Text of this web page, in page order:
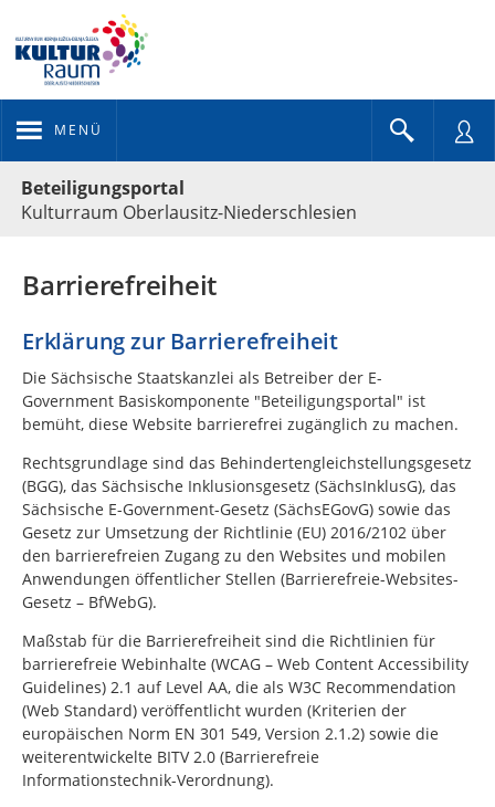
MENÜ
Beteiligungsportal
Kulturraum Oberlausitz-Niederschlesien
Barrierefreiheit
Erklärung zur Barrierefreiheit
Die Sächsische Staatskanzlei als Betreiber der E-
Government Basiskomponente "Beteiligungsportal" ist
bemüht, diese Website barrierefrei zugänglich zu machen.
Rechtsgrundlage sind das Behindertengleichstellungsgesetz
(BGG), das Sächsische Inklusionsgesetz (SächsInklusG), das
Sächsische E-Government-Gesetz (SächsEGovG) sowie das
Gesetz zur Umsetzung der Richtlinie (EU) 2016/2102 über
den barrierefreien Zugang zu den Websites und mobilen
Anwendungen öffentlicher Stellen (Barrierefreie-Websites-
Gesetz – BfWebG).
Maßstab für die Barrierefreiheit sind die Richtlinien für
barrierefreie Webinhalte (WCAG – Web Content Accessibility
Guidelines) 2.1 auf Level AA, die als W3C Recommendation
(Web Standard) veröffentlicht wurden (Kriterien der
europäischen Norm EN 301 549, Version 2.1.2) sowie die
weiterentwickelte BITV 2.0 (Barrierefreie
Informationstechnik-Verordnung).